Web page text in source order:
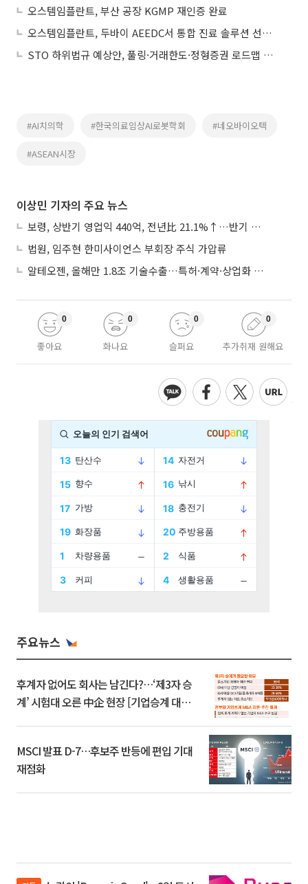
오스템임플란트, 부산 공장 KGMP 재인증 완료
오스템임플란트, 두바이 AEEDC서 통합 진료 솔루션 선보여
STO 하위법규 예상안, 풀링·거래한도·정형증권 로드맵 제시
#AI치의학 #한국의료임상AI로봇학회 #네오바이오텍
#ASEAN시장
이상민 기자의 주요 뉴스
보령, 상반기 영업익 440억, 전년比 21.1%↑…반기 역대 최대
법원, 임주현 한미사이언스 부회장 주식 가압류
알테오젠, 올해만 1.8조 기술수출…특허·계약·상업화 ‘삼박자’
좋아요
0
화나요
0
슬퍼요
0
추가취재 원해요
0
주요뉴스
후계자 없어도 회사는 남긴다?…‘제3자 승
계’ 시험대 오른 中企 현장 [기업승계 대전
MSCI 발표 D-7…후보주 반등에 편입 기대
재점화